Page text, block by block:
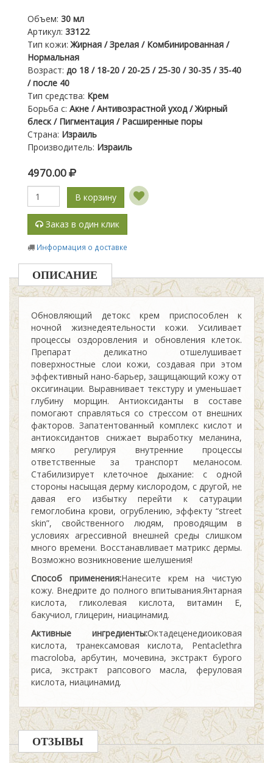
Объем: 30 мл
Артикул: 33122
Тип кожи: Жирная / Зрелая / Комбинированная /
Нормальная
Возраст: до 18 / 18-20 / 20-25 / 25-30 / 30-35 / 35-40
/ после 40
Тип средства: Крем
Борьба с: Акне / Антивозрастной уход / Жирный
блеск / Пигментация / Расширенные поры
Страна: Израиль
Производитель: Израиль
4970.00
В корзину
Заказ в один клик
Информация о доставке
ОПИСАНИЕ
Обновляющий детокс крем приспособлен к
ночной жизнедеятельности кожи. Усиливает
процессы оздоровления и обновления клеток.
Препарат деликатно отшелушивает
поверхностные слои кожи, создавая при этом
эффективный нано-барьер, защищающий кожу от
оксигинации. Выравнивает текстуру и уменьшает
глубину морщин. Антиоксиданты в составе
помогают справляться со стрессом от внешних
факторов. Запатентованный комплекс кислот и
антиоксидантов снижает выработку меланина,
мягко регулируя внутренние процессы
ответственные за транспорт меланосом.
Стабилизирует клеточное дыхание: с одной
стороны насыщая дерму кислородом, с другой, не
давая его избытку перейти к сатурации
гемоглобина крови, огрублению, эффекту “street
skin”, свойственного людям, проводящим в
условиях агрессивной внешней среды слишком
много времени. Восстанавливает матрикс дермы.
Возможно возникновение шелушения!
Способ применения:Нанесите крем на чистую
кожу. Внедрите до полного впитывания.Янтарная
кислота, гликолевая кислота, витамин Е,
бакучиол, глицерин, ниацинамид.
Активные ингредиенты:Oктадеценедиоиковая
кислота, транексамовая кислота, Pentaclethra
macroloba, арбутин, мочевина, экстракт бурого
риса, экстракт рапсового масла, феруловая
кислота, ниацинамид.
ОТЗЫВЫ